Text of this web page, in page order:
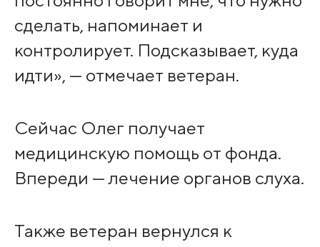
сделать, напоминает и
контролирует. Подсказывает, куда
идти», — отмечает ветеран.
Сейчас Олег получает
медицинскую помощь от фонда.
Впереди — лечение органов слуха.
Также ветеран вернулся к